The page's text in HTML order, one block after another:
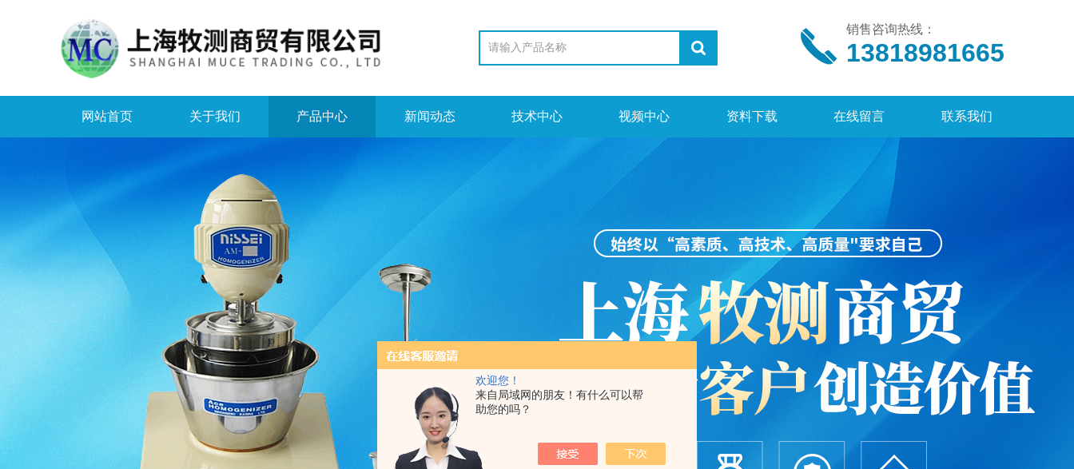
欢迎您！
来自局域网的朋友！有什么可以帮
助您的吗？
销售咨询热线：
13818981665
网站首页 关于我们 产品中心 新闻动态 技术中心 视频中心 资料下载 在线留言 联系我们